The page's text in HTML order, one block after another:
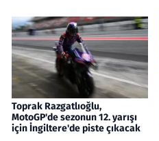
Toprak Razgatlıoğlu,
MotoGP'de sezonun 12. yarışı
için İngiltere'de piste çıkacak